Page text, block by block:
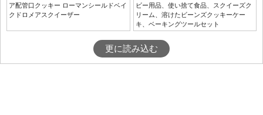
ア配管口クッキー ローマンシールドベイ
クドロメアスクイーザー
ビー用品、使い捨て食品、スクイーズク
リーム、溶けたビーンズクッキーケー
キ、ベーキングツールセット
更に読み込む